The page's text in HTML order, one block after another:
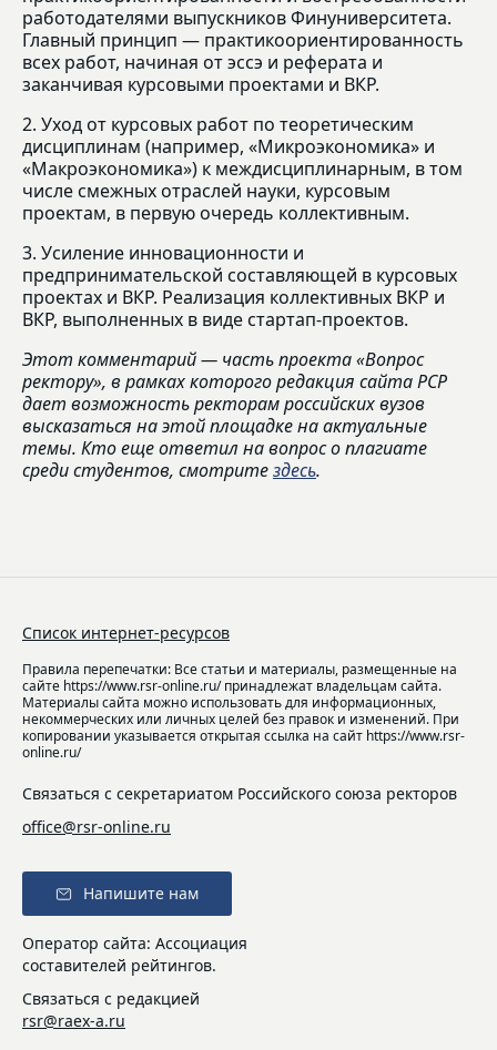
работодателями выпускников Финуниверситета.
Главный принцип — практикоориентированность
всех работ, начиная от эссэ и реферата и
заканчивая курсовыми проектами и ВКР.
2. Уход от курсовых работ по теоретическим
дисциплинам (например, «Микроэкономика» и
«Макроэкономика») к междисциплинарным, в том
числе смежных отраслей науки, курсовым
проектам, в первую очередь коллективным.
3. Усиление инновационности и
предпринимательской составляющей в курсовых
проектах и ВКР. Реализация коллективных ВКР и
ВКР, выполненных в виде стартап-проектов.
Этот комментарий — часть проекта «Вопрос
ректору», в рамках которого редакция сайта РСР
дает возможность ректорам российских вузов
высказаться на этой площадке на актуальные
темы. Кто еще ответил на вопрос о плагиате
среди студентов, смотритездесь.
Список интернет-ресурсов
Правила перепечатки: Все статьи и материалы, размещенные на
сайте https://www.rsr-online.ru/ принадлежат владельцам сайта.
Материалы сайта можно использовать для информационных,
некоммерческих или личных целей без правок и изменений. При
копировании указывается открытая ссылка на сайт https://www.rsr-
online.ru/
Связаться с секретариатом Российского союза ректоров
office@rsr-online.ru
Напишите нам
Оператор сайта: Ассоциация
составителей рейтингов.
Связаться с редакцией
rsr@raex-a.ru